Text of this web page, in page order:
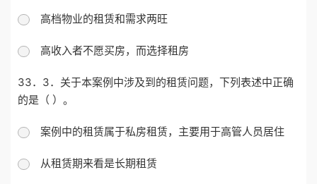
高档物业的租赁和需求两旺
高收入者不愿买房，而选择租房
33．3．关于本案例中涉及到的租赁问题，下列表述中正确
的是（ ）。
案例中的租赁属于私房租赁，主要用于高管人员居住
从租赁期来看是长期租赁